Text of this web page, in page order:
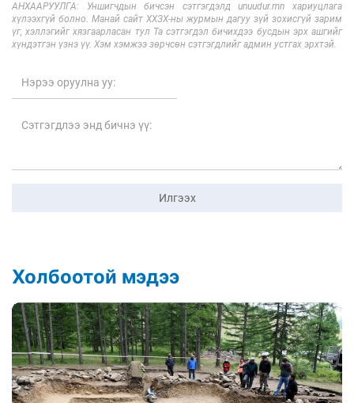
АНХААРУУЛГА: Уншигчдын бичсэн сэтгэгдэлд unuudur.mn хариуцлага
хүлээхгүй болно. Манай сайт ХХЗХ-ны журмын дагуу зүй зохисгүй зарим
үг, хэллэгийг хязгаарласан тул Та сэтгэгдэл бичихдээ бусдын эрх ашгийг
хүндэтгэн үзнэ үү. Хэм хэмжээ зөрчсөн сэтгэгдлийг админ устгах эрхтэй.
Илгээх
Холбоотой мэдээ